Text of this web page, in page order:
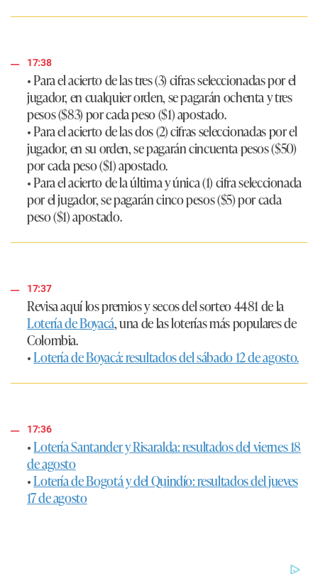
17:38
• Para el acierto de las tres (3) cifras seleccionadas por el
jugador, en cualquier orden, se pagarán ochenta y tres
pesos ($83) por cada peso ($1) apostado.
• Para el acierto de las dos (2) cifras seleccionadas por el
jugador, en su orden, se pagarán cincuenta pesos ($50)
por cada peso ($1) apostado.
• Para el acierto de la última y única (1) cifra seleccionada
por el jugador, se pagarán cinco pesos ($5) por cada
peso ($1) apostado.
17:37
Revisa aquí los premios y secos del sorteo 4481 de la
Lotería de Boyacá, una de las loterías más populares de
Colombia.
•Lotería de Boyacá: resultados del sábado 12 de agosto.
17:36
•Lotería Santander y Risaralda: resultados del viernes 18
de agosto
•Lotería de Bogotá y del Quindío: resultados del jueves
17 de agosto